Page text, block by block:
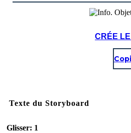
CRÉE LE
Texte du Storyboard
Glisser: 1